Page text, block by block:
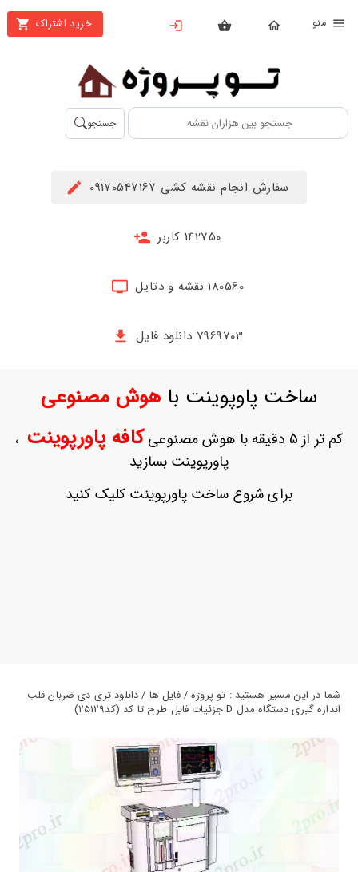
خرید اشتراک
بستن
محصولات
تهیه
اشتراک
حساب
ثبت
بازیابی
جستجو
سفارش انجام نقشه کشی 09170547167
142750 کاربر
180560 نقشه و دتایل
7969703 دانلود فایل
ساخت پاوپوینت باهوش مصنوعی
کم تر از 5 دقیقه با هوش مصنوعی کافه پاورپوینت ،
پاورپوینت بسازید
برای شروع ساخت پاورپوینت کلیک کنید
شما در این مسیر هستید : تو پروژه / فایل ها / دانلود تری دی ضربان قلب
اندازه گیری دستگاه مدل D جزئیات فایل طرح تا کد (کد25129)